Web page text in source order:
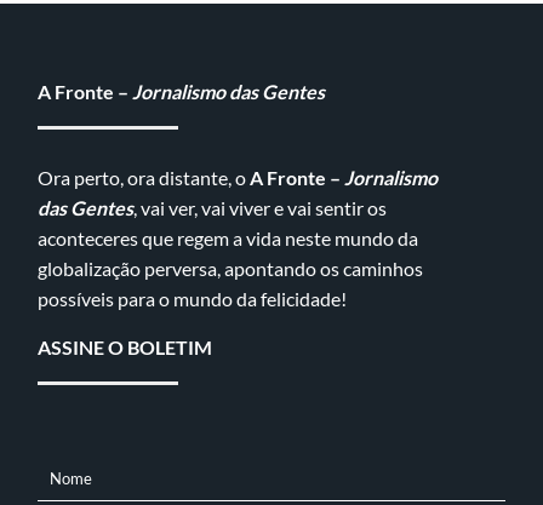
A Fronte – Jornalismo das Gentes
Ora perto, ora distante, oA Fronte – Jornalismo
das Gentes, vai ver, vai viver e vai sentir os
aconteceres que regem a vida neste mundo da
globalização perversa, apontando os caminhos
possíveis para o mundo da felicidade!
ASSINE O BOLETIM
NOME
Nome